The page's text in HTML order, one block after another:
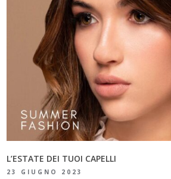
L’ESTATE DEI TUOI CAPELLI
23 GIUGNO 2023